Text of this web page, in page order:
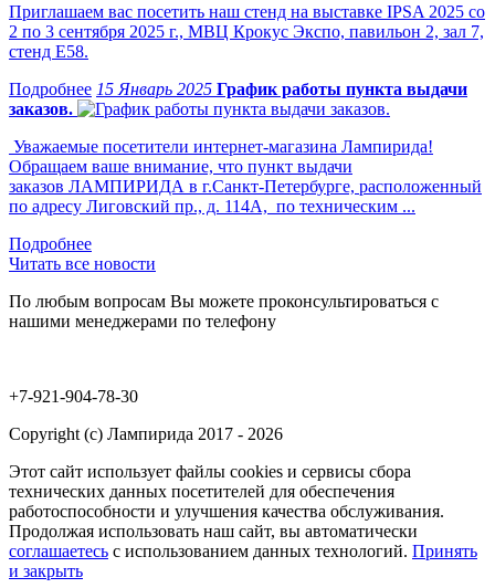
Приглашаем вас посетить наш стенд на выставке IPSA 2025 со
2 по 3 сентября 2025 г., МВЦ Крокус Экспо, павильон 2, зал 7,
стенд Е58.
15 Январь 2025 График работы пункта выдачи
заказов.
Уважаемые посетители интернет-магазина Лампирида!
Обращаем ваше внимание, что пункт выдачи
заказов ЛАМПИРИДА в г.Санкт-Петербурге, расположенный
по адресу Лиговский пр., д. 114А, по техническим ...
Читать все новости
По любым вопросам Вы можете проконсультироваться с
нашими менеджерами по телефону
+7-921-904-78-30
Copyright (c) Лампирида 2017 - 2026
Этот сайт использует файлы cookies и сервисы сбора
технических данных посетителей для обеспечения
работоспособности и улучшения качества обслуживания.
Продолжая использовать наш сайт, вы автоматически
соглашаетесь с использованием данных технологий. Принять
и закрыть